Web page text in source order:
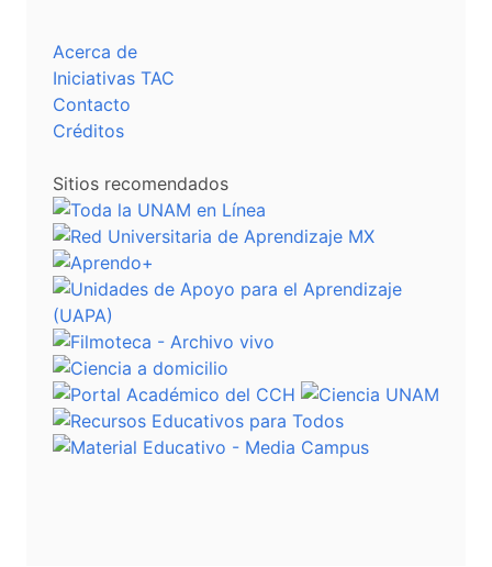
Acerca de
Iniciativas TAC
Contacto
Créditos
Sitios recomendados